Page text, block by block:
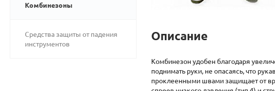
Комбинезоны
Средства защиты от падения
инструментов
Описание
Комбинезон удобен благодаря
поднимать руки, не опасаясь, что
проклеенными швами защищает от